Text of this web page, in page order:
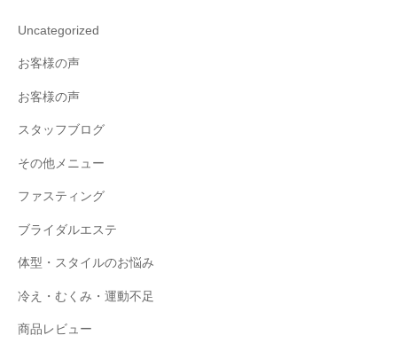
Uncategorized
お客様の声
お客様の声
スタッフブログ
その他メニュー
ファスティング
ブライダルエステ
体型・スタイルのお悩み
冷え・むくみ・運動不足
商品レビュー